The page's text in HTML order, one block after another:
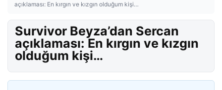
açıklaması: En kırgın ve kızgın olduğum kişi…
Survivor Beyza’dan Sercan
açıklaması: En kırgın ve kızgın
olduğum kişi…